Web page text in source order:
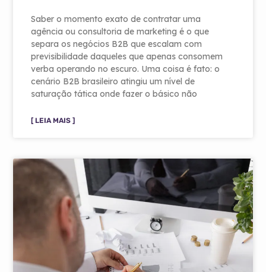
Saber o momento exato de contratar uma
agência ou consultoria de marketing é o que
separa os negócios B2B que escalam com
previsibilidade daqueles que apenas consomem
verba operando no escuro. Uma coisa é fato: o
cenário B2B brasileiro atingiu um nível de
saturação tática onde fazer o básico não
[ LEIA MAIS ]